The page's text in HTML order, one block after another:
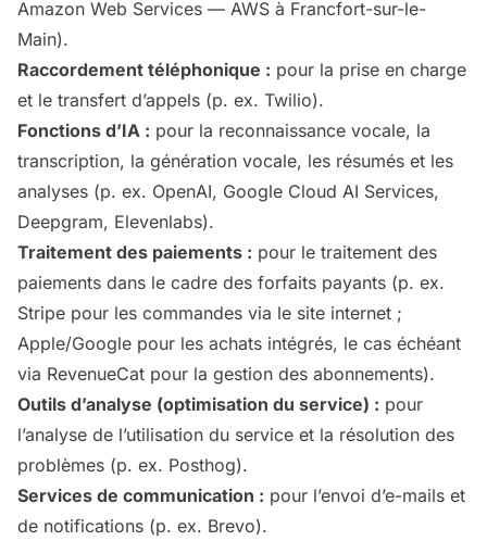
Amazon Web Services — AWS à Francfort-sur-le-
Main).
Raccordement téléphonique : pour la prise en charge
et le transfert d’appels (p. ex. Twilio).
Fonctions d’IA : pour la reconnaissance vocale, la
transcription, la génération vocale, les résumés et les
analyses (p. ex. OpenAI, Google Cloud AI Services,
Deepgram, Elevenlabs).
Traitement des paiements : pour le traitement des
paiements dans le cadre des forfaits payants (p. ex.
Stripe pour les commandes via le site internet ;
Apple/Google pour les achats intégrés, le cas échéant
via RevenueCat pour la gestion des abonnements).
Outils d’analyse (optimisation du service) : pour
l’analyse de l’utilisation du service et la résolution des
problèmes (p. ex. Posthog).
Services de communication : pour l’envoi d’e-mails et
de notifications (p. ex. Brevo).